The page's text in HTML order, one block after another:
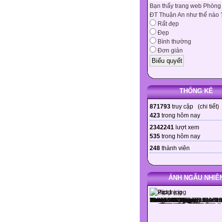
Bạn thấy trang web
ĐT Thuận An như thế nào
Rất đẹp
Đẹp
Bình thường
Đơn giản
THỐNG KÊ
871793 truy cập (chi tiết)
423 trong hôm nay
2342241 lượt xem
535 trong hôm nay
248 thành viên
ẢNH NGẪU